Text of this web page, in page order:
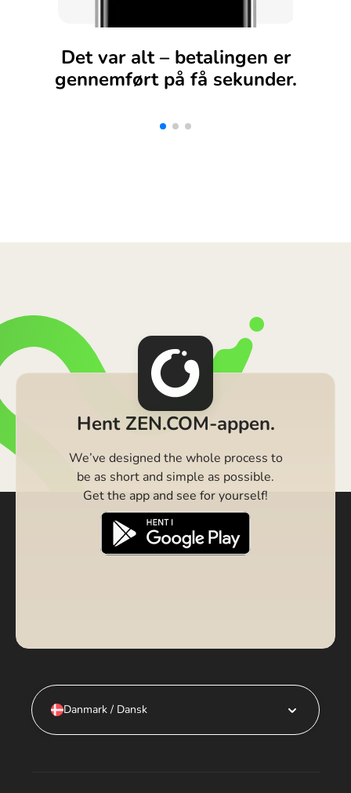
Det var alt – betalingen er
gennemført på få sekunder.
Hent ZEN.COM-appen.
We’ve designed the whole process to
be as short and simple as possible.
Get the app and see for yourself!
Danmark / Dansk